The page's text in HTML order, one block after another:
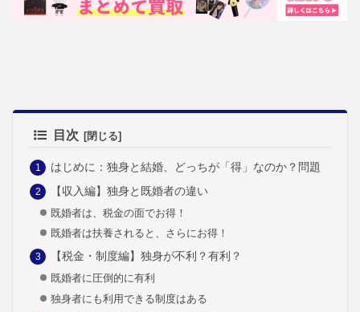
目次
はじめに：独身と結婚、どっちが「得」なのか？問題
【収入編】独身と既婚者の違い
既婚者は、税金の面でお得！
既婚者は扶養されると、さらにお得！
【税金・制度編】独身が不利？有利？
既婚者に圧倒的に有利
独身者にも利用できる制度はある